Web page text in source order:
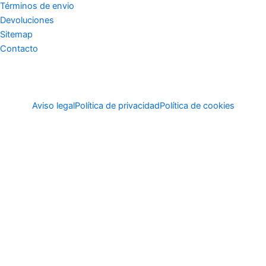
Términos de envio
Devoluciones
Sitemap
Contacto
Aviso legalPolítica de privacidadPolítica de cookies